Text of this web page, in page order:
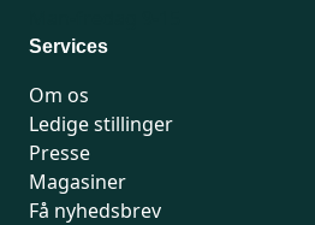
Services
Om os
Ledige stillinger
Presse
Magasiner
Få nyhedsbrev